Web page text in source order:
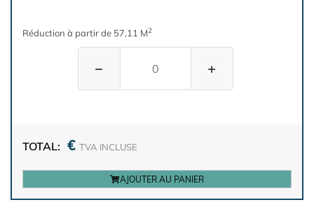
Réduction à partir de 57,11 M2
− +
TOTAL: € TVA INCLUSE
AJOUTER AU PANIER